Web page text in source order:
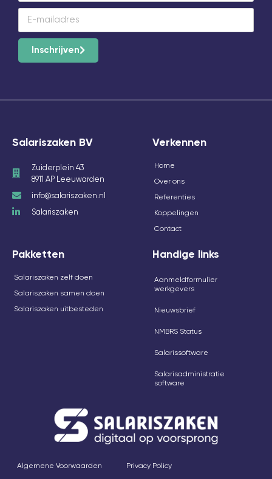
Inschrijven
Salariszaken BV
Zuiderplein 43
8911 AP Leeuwarden
info@salariszaken.nl
Salariszaken
Verkennen
Home
Over ons
Referenties
Koppelingen
Contact
Pakketten
Salariszaken zelf doen
Salariszaken samen doen
Salariszaken uitbesteden
Handige links
Aanmeldformulier
werkgevers
Nieuwsbrief
NMBRS Status
Salarissoftware
Salarisadministratie
software
Algemene Voorwaarden Privacy Policy